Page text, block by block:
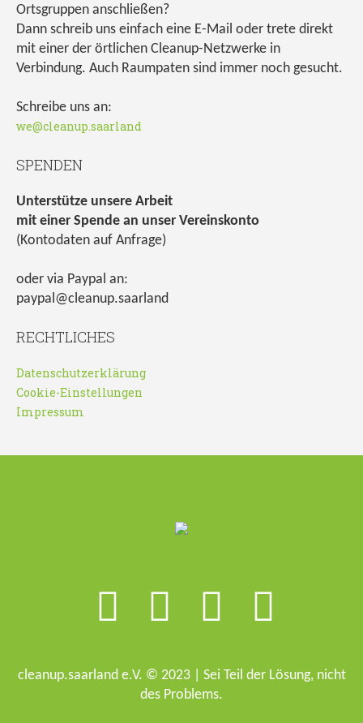
Ortsgruppen anschließen?
Dann schreib uns einfach eine E-Mail oder trete direkt
mit einer der örtlichen Cleanup-Netzwerke in
Verbindung. Auch Raumpaten sind immer noch gesucht.
Schreibe uns an:
we@cleanup.saarland
SPENDEN
Unterstütze unsere Arbeit
mit einer Spende an unser Vereinskonto
(Kontodaten auf Anfrage)
oder via Paypal an:
paypal@cleanup.saarland
RECHTLICHES
Datenschutzerklärung
Cookie-Einstellungen
Impressum
cleanup.saarland e.V. © 2023 | Sei Teil der Lösung, nicht
des Problems.